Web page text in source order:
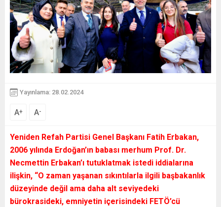
Yayınlama: 28.02.2024
A+ A-
Yeniden Refah Partisi Genel Başkanı Fatih Erbakan,
2006 yılında Erdoğan’ın babası merhum Prof. Dr.
Necmettin Erbakan’ı tutuklatmak istedi iddialarına
ilişkin, “O zaman yaşanan sıkıntılarla ilgili başbakanlık
düzeyinde değil ama daha alt seviyedeki
bürokrasideki, emniyetin içerisindeki FETÖ’cü